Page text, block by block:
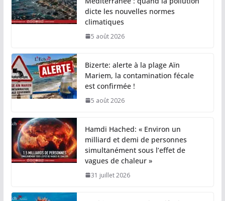
dicte les nouvelles normes
climatiques
5 août 2026
Bizerte: alerte à la plage Aïn
Mariem, la contamination fécale
est confirmée !
5 août 2026
Hamdi Hached: « Environ un
milliard et demi de personnes
simultanément sous l’effet de
vagues de chaleur »
31 juillet 2026